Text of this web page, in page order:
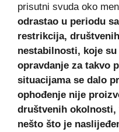
prisutni svuda oko
odrastao u periodu
restrikcija,
nestabilnosti, koje
opravdanje za takvo
situacijama se dalo
ophođenje nije
društvenih
nešto što je